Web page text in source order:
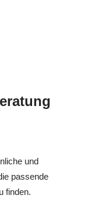
und
passende
finden.